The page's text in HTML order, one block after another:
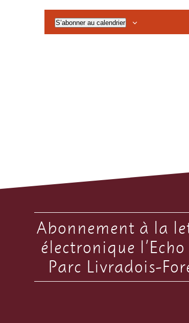
S’abonner au calendrier
Abonnement à la
électronique
Parc Livradois-